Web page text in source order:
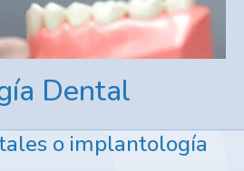
Dental
o implantología